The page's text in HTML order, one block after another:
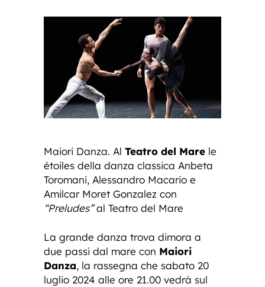
Maiori Danza. Al Teatro del Mare le
étoiles della danza classica Anbeta
Toromani, Alessandro Macario e
Amilcar Moret Gonzalez con
“Preludes”al Teatro del Mare
La grande danza trova dimora a
due passi dal mare con Maiori
Danza, la rassegna che sabato 20
luglio 2024 alle ore 21.00 vedrà sul